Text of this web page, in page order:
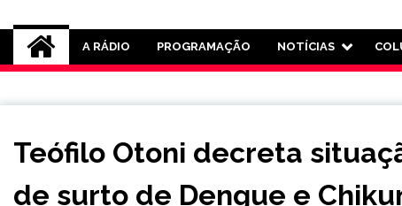
Rádio Aranãs 105.3
A RÁDIO PROGRAMAÇÃO NOTÍCIAS
GERAIS
Teófilo Otoni decreta
de surto de Dengue e